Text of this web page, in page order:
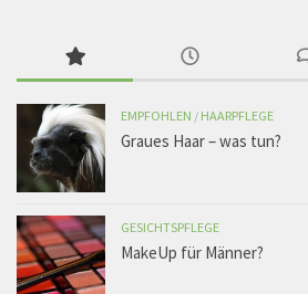
EMPFOHLEN / HAARPFLEGE
Graues Haar – was tun?
GESICHTSPFLEGE
MakeUp für Männer?